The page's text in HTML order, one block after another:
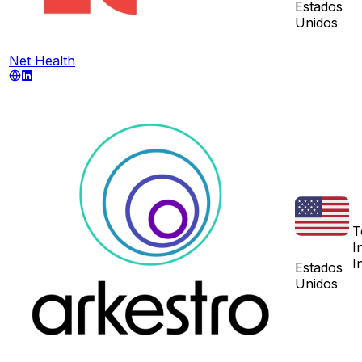
Net Health
Estados
Unidos
Estados
Unidos